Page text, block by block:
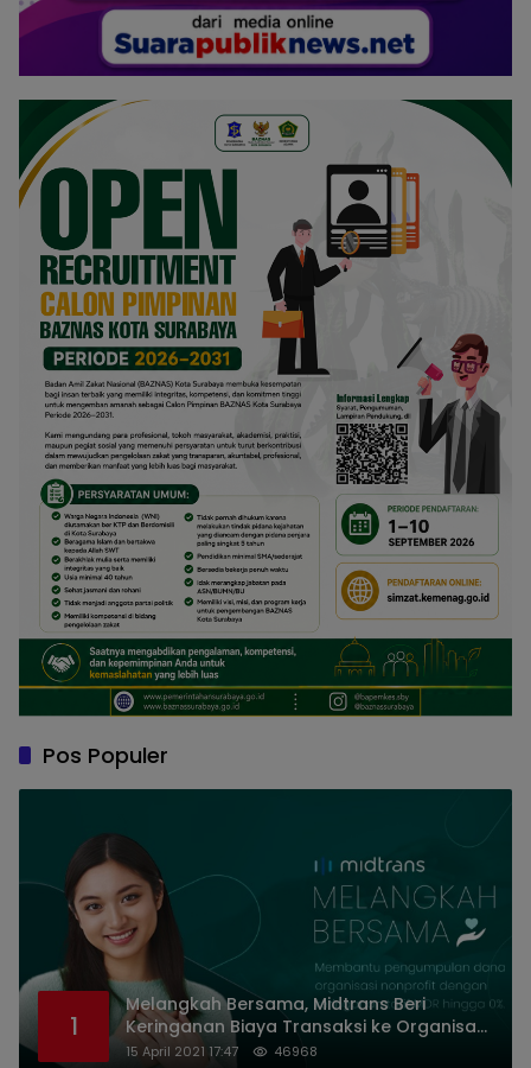
Pos Populer
1
Melangkah Bersama, Midtrans Beri
Keringanan Biaya Transaksi ke Organisasi
Nirlaba Indonesia
15 April 2021 17:47 46968